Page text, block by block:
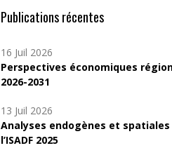
Publications récentes
16 Juil 2026
Perspectives économiques
2026-2031
13 Juil 2026
Analyses endogènes et spatiales
l’ISADF 2025